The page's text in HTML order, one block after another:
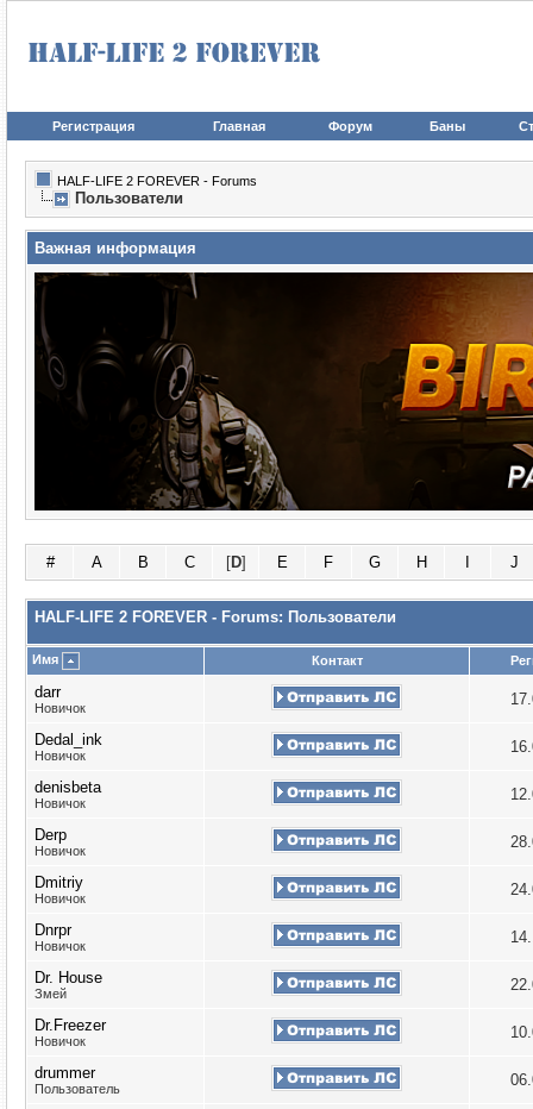
Регистрация Главная Форум Баны
HALF-LIFE 2 FOREVER - Forums
Пользователи
Важная информация
# A B C [D] E F G H J
HALF-LIFE 2 FOREVER - Forums: Пользователи
Имя Контакт
darr
Новичок
Dedal_ink
Новичок
denisbeta
Новичок
Derp
Новичок
Dmitriy
Новичок
Dnrpr
Новичок
Dr. House
Змей
Dr.Freezer
Новичок
drummer
Пользователь